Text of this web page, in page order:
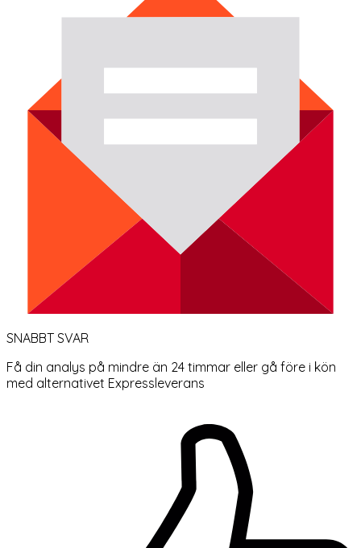
SNABBT SVAR
Få din analys på mindre än 24 timmar eller gå före i kön
med alternativet Expressleverans